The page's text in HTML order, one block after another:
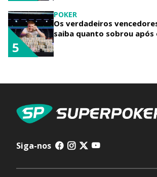
POKER
Os verdadeiros
saiba quanto sobrou
5
Siga-nos